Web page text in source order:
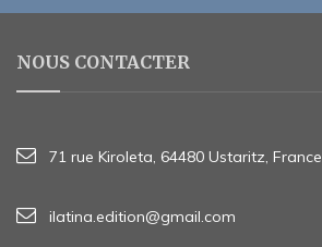
NOUS CONTACTER
71 rue Kiroleta, 64480 Ustaritz, France
ilatina.edition@gmail.com